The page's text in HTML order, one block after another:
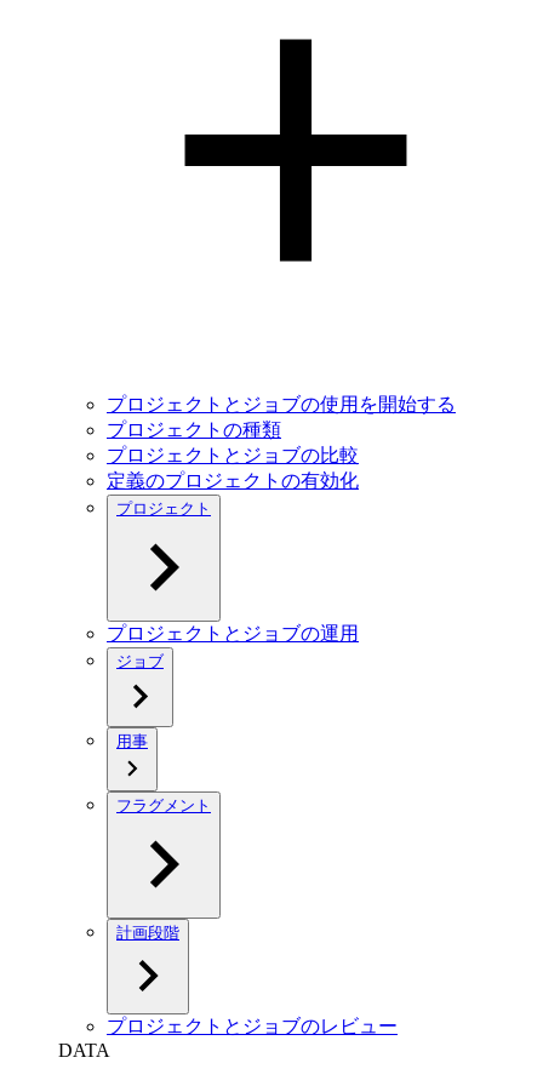
プロジェクトとジョブの使用を開始する
プロジェクトの種類
プロジェクトとジョブの比較
定義のプロジェクトの有効化
プロジェクト
プロジェクトとジョブの運用
ジョブ
用事
フラグメント
計画段階
プロジェクトとジョブのレビュー
DATA